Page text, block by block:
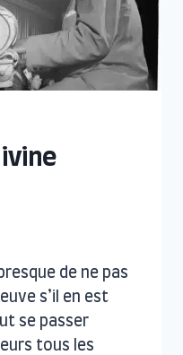
de ne pas
s’il en est
se passer
tous les